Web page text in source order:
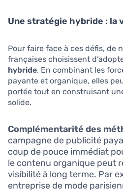
Une stratégie hybride : la
Pour faire face à ces défis, de
françaises choisissent
hybride. En combinant les
payante et organique, elles
portée tout en construisant
solide.
Complémentarité des
campagne de publicité
coup de pouce immédiat
le contenu organique peut
visibilité à long terme. Par
entreprise de mode